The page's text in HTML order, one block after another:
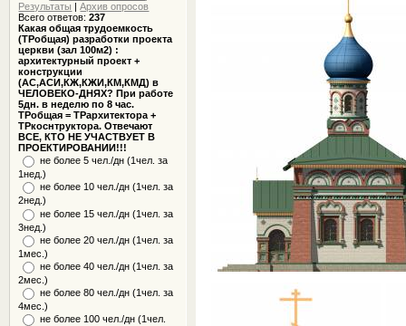
Результаты |Архив опросов
Всего ответов:237
Какая общая трудоемкость
(ТРобщая) разработки проекта
церкви (зал 100м2) :
архитектурный проект +
конструкции
(АС,АСИ,КЖ,КЖИ,КМ,КМД) в
ЧЕЛОВЕКО-ДНЯХ? При работе
5дн. в неделю по 8 час.
ТРобщая = ТРархитектора +
ТРкоснтруктора. Отвечают
ВСЕ, КТО НЕ УЧАСТВУЕТ В
ПРОЕКТИРОВАНИИ!!!
не более 5 чел./дн (1чел. за
1нед.)
не более 10 чел./дн (1чел. за
2нед.)
не более 15 чел./дн (1чел. за
3нед.)
не более 20 чел./дн (1чел. за
1мес.)
не более 40 чел./дн (1чел. за
2мес.)
не более 80 чел./дн (1чел. за
4мес.)
не более 100 чел./дн (1чел.